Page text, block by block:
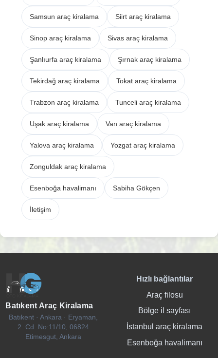
Samsun araç kiralama Siirt araç kiralama
Sinop araç kiralama Sivas araç kiralama
Şanlıurfa araç kiralama Şırnak araç kiralama
Tekirdağ araç kiralama Tokat araç kiralama
Trabzon araç kiralama Tunceli araç kiralama
Uşak araç kiralama Van araç kiralama
Yalova araç kiralama Yozgat araç kiralama
Zonguldak araç kiralama
Esenboğa havalimanı Sabiha Gökçen
İletişim
Batıkent Araç Kiralama
Batıkent · Ankara · Eryaman,
2. Cd. No:11/10, 06824
Etimesgut, Ankara
Hızlı bağlantılar
Araç filosu
Bölge il sayfası
İstanbul araç kiralama
Esenboğa havalimanı